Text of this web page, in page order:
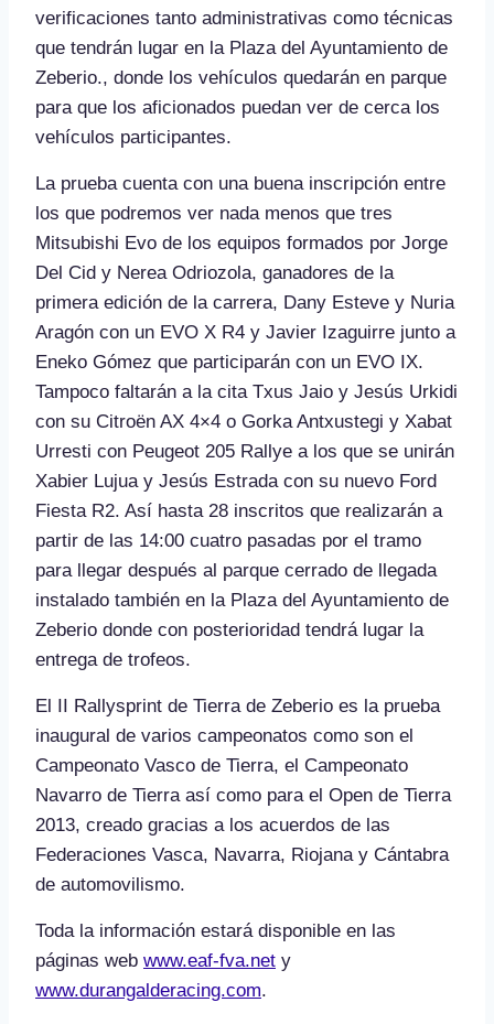
verificaciones tanto administrativas como técnicas
que tendrán lugar en la Plaza del Ayuntamiento de
Zeberio., donde los vehículos quedarán en parque
para que los aficionados puedan ver de cerca los
vehículos participantes.
La prueba cuenta con una buena inscripción entre
los que podremos ver nada menos que tres
Mitsubishi Evo de los equipos formados por Jorge
Del Cid y Nerea Odriozola, ganadores de la
primera edición de la carrera, Dany Esteve y Nuria
Aragón con un EVO X R4 y Javier Izaguirre junto a
Eneko Gómez que participarán con un EVO IX.
Tampoco faltarán a la cita Txus Jaio y Jesús Urkidi
con su Citroën AX 4×4 o Gorka Antxustegi y Xabat
Urresti con Peugeot 205 Rallye a los que se unirán
Xabier Lujua y Jesús Estrada con su nuevo Ford
Fiesta R2. Así hasta 28 inscritos que realizarán a
partir de las 14:00 cuatro pasadas por el tramo
para llegar después al parque cerrado de llegada
instalado también en la Plaza del Ayuntamiento de
Zeberio donde con posterioridad tendrá lugar la
entrega de trofeos.
El II Rallysprint de Tierra de Zeberio es la prueba
inaugural de varios campeonatos como son el
Campeonato Vasco de Tierra, el Campeonato
Navarro de Tierra así como para el Open de Tierra
2013, creado gracias a los acuerdos de las
Federaciones Vasca, Navarra, Riojana y Cántabra
de automovilismo.
Toda la información estará disponible en las
páginas web www.eaf-fva.net y
www.durangalderacing.com.